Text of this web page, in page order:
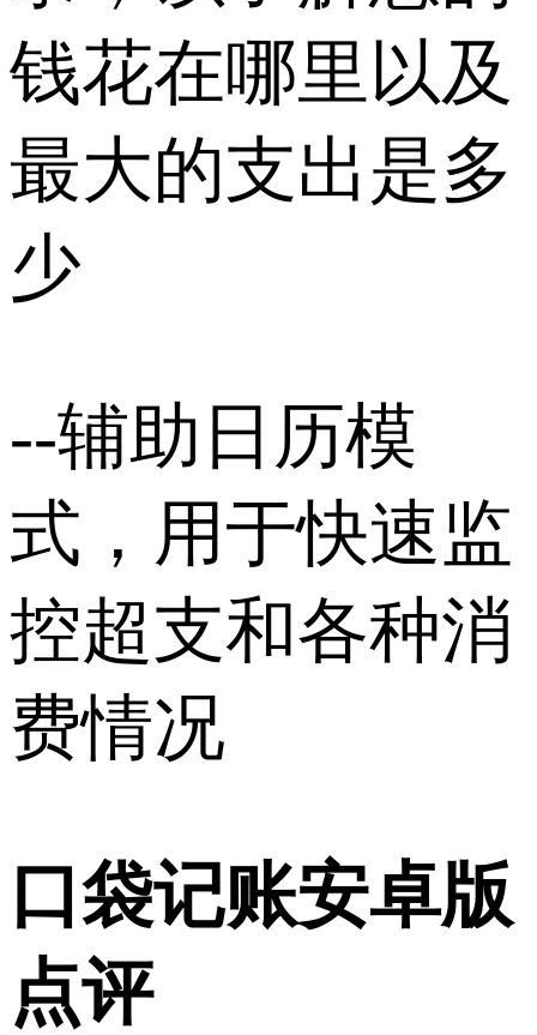
钱花在哪里以及
最大的支出是多
少
--辅助日历模
式，用于快速监
控超支和各种消
费情况
口袋记账安卓版
点评